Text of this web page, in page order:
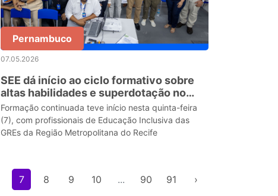
Pernambuco
07.05.2026
SEE dá início ao ciclo formativo sobre
altas habilidades e superdotação no
Ceiup
Formação continuada teve início nesta quinta-feira
(7), com profissionais de Educação Inclusiva das
GREs da Região Metropolitana do Recife
7 8 9 10 ... 90 91 ›